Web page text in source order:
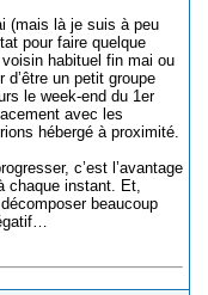
(mais là je suis à peu
pour faire quelque
habituel fin mai ou
un petit groupe
le week-end du 1er
avec les
hébergé à proximité.
c’est l’avantage
chaque instant. Et,
beaucoup